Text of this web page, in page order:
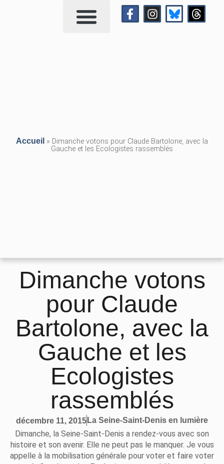
Accueil » Dimanche votons pour Claude Bartolone, avec la
Gauche et les Ecologistes rassemblés
Dimanche votons
pour Claude
Bartolone, avec la
Gauche et les
Ecologistes
rassemblés
décembre 11, 2015 La Seine-Saint-Denis en lumière
Dimanche, la Seine-Saint-Denis a rendez-vous avec son
histoire et son avenir. Elle ne peut pas le manquer. Je vous
appelle à la mobilisation générale pour voter et faire voter